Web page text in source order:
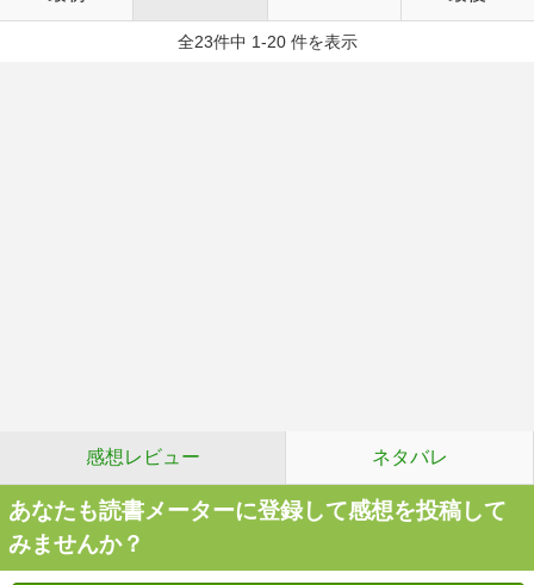
全23件中 1-20 件を表示
感想レビュー ネタバレ
あなたも読書メーターに登録して感想を投稿して
みませんか？